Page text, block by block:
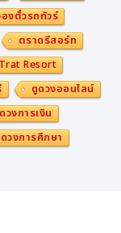
องตั๋วรถทัวร์
ตราดรีสอร์ท
Trat Resort
ดูดวงออนไลน์
วงการเงิน
วงการศึกษา